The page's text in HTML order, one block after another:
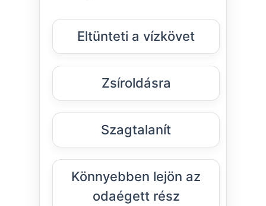
Eltünteti a vízkövet
Zsíroldásra
Szagtalanít
Könnyebben lejön az
odaégett rész